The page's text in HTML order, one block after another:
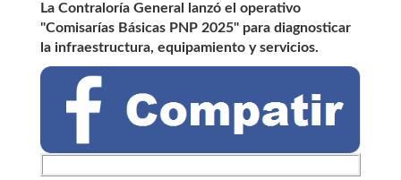
La Contraloría General lanzó el operativo
"Comisarías Básicas PNP 2025" para diagnosticar
la infraestructura, equipamiento y servicios.